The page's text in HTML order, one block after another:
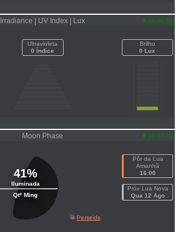
Irradiance | UV Index | Lux 16:06:55
Ultravioleta
0 Índice
Brilho
0 Lux
Moon Phase 16:07:03
41%
Iluminada
Qtº Ming
Pôr da Lua
Amanhã
16:00
Próx Lua Nova
Qua 12 Ago
Perseids